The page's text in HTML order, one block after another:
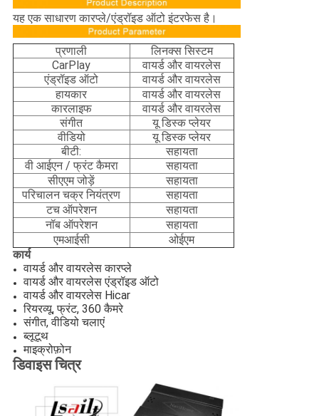
यह एक साधारण कारप्ले/एंड्रॉइड ऑटो इंटरफेस है।
प्रणाली
लिनक्स सिस्टम
CarPlay
वायर्ड और वायरलेस
एंड्रॉइड ऑटो
वायर्ड और वायरलेस
हायकार
वायर्ड और वायरलेस
कारलाइफ
वायर्ड और वायरलेस
संगीत
यू डिस्क प्लेयर
वीडियो
यू डिस्क प्लेयर
बीटी:
सहायता
वी आईएन / फ्रंट कैमरा
सहायता
सीएएम जोड़ें
सहायता
परिचालन चक्र नियंत्रण
सहायता
टच ऑपरेशन
सहायता
नॉब ऑपरेशन
सहायता
एमआईसी
ओईएम
कार्य
वायर्ड और वायरलेस कारप्ले
वायर्ड और वायरलेस एंड्रॉइड ऑटो
वायर्ड और वायरलेस Hicar
रियरव्यू, फ्रंट, 360 कैमरे
संगीत, वीडियो चलाएं
ब्लूटूथ
माइक्रोफ़ोन
डिवाइस चित्र